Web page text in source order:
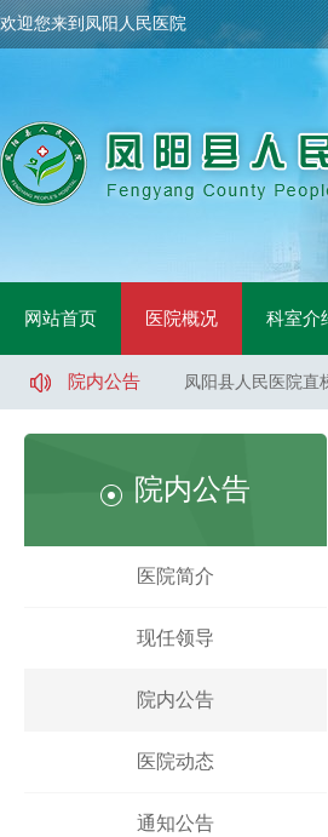
欢迎您来到凤阳人民医院
网站首页 医院概况 科室介
院内公告
凤阳县人民医院
凤阳县人民医院医
凤阳县人民医院直
凤阳县人民医院直
凤阳县人民医院直
凤阳县人民医院
凤阳县人民医院
凤阳县武店镇中心
凤阳县人民医院骨
凤阳县人民医院鼻
院内公告
医院简介
现任领导
院内公告
医院动态
通知公告